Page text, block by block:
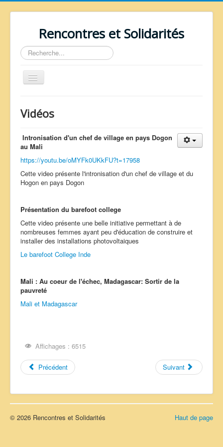
Rencontres et Solidarités
Rechercher
Basculer
la
≡
Vous êtes ici : Accueil
Vidéos
Intronisation d'un chef de village en pays Dogon
au Mali
https://youtu.be/oMYFk0UKkFU?t=17958
Cette video présente l'intronisation d'un chef de village et du
Hogon en pays Dogon
Présentation du barefoot college
Cette video présente une belle initiative permettant à de
nombreuses femmes ayant peu d'éducation de construire et
installer des installations photovoltaiques
Le barefoot College Inde
Mali : Au coeur de l'échec, Madagascar: Sortir de la
pauvreté
Mali et Madagascar
Affichages : 6515
Précédent Suivant
Haut de page
© 2026 Rencontres et Solidarités